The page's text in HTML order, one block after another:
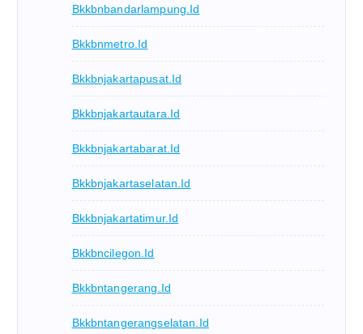
Bkkbnbandarlampung.id
Bkkbnmetro.id
Bkkbnjakartapusat.id
Bkkbnjakartautara.id
Bkkbnjakartabarat.id
Bkkbnjakartaselatan.id
Bkkbnjakartatimur.id
Bkkbncilegon.id
Bkkbntangerang.id
Bkkbntangerangselatan.id